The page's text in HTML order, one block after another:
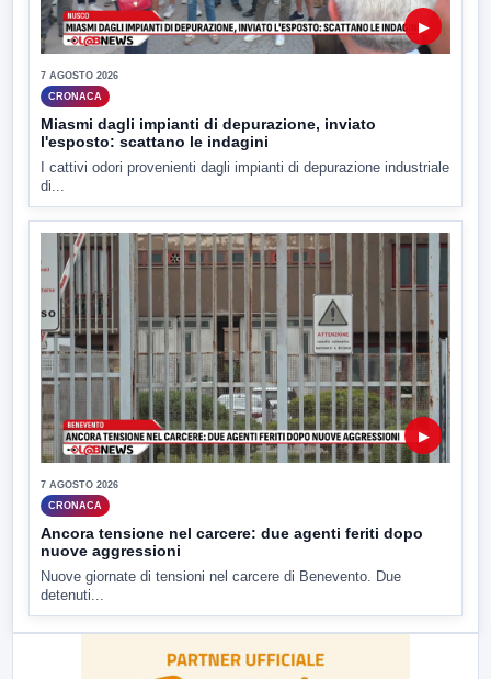
▶
7 AGOSTO 2026
CRONACA
Miasmi dagli impianti di depurazione, inviato
l'esposto: scattano le indagini
I cattivi odori provenienti dagli impianti di depurazione industriale
di...
▶
7 AGOSTO 2026
CRONACA
Ancora tensione nel carcere: due agenti feriti dopo
nuove aggressioni
Nuove giornate di tensioni nel carcere di Benevento. Due
detenuti...